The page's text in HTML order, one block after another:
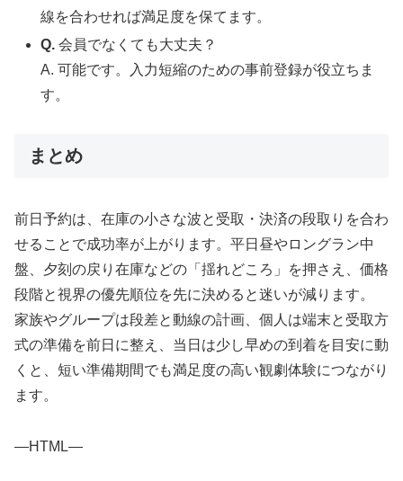
線を合わせれば満足度を保てます。
Q. 会員でなくても大丈夫？
A. 可能です。入力短縮のための事前登録が役立ちま
す。
まとめ
前日予約は、在庫の小さな波と受取・決済の段取りを合わ
せることで成功率が上がります。平日昼やロングラン中
盤、夕刻の戻り在庫などの「揺れどころ」を押さえ、価格
段階と視界の優先順位を先に決めると迷いが減ります。
家族やグループは段差と動線の計画、個人は端末と受取方
式の準備を前日に整え、当日は少し早めの到着を目安に動
くと、短い準備期間でも満足度の高い観劇体験につながり
ます。
—HTML—